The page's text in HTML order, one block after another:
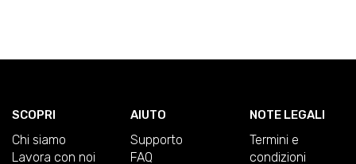
SCOPRI
Chi siamo
Lavora con noi
AIUTO
Supporto
FAQ
NOTE LEGALI
Termini e
condizioni